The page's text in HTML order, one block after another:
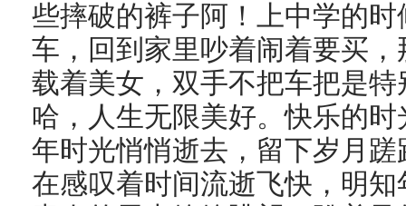
些摔破的裤子阿！上中学的
车，回到家里吵着闹着要买
载着美女，双手不把车把是
哈，人生无限美好。快乐的
年时光悄悄逝去，留下岁月
在感叹着时间流逝飞快，明